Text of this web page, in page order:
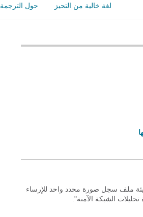
لغة خالية من التحيز
حول الترجمة
ملف سجل صورة محدد واحد للإرساء
الشبكة الآمنة".